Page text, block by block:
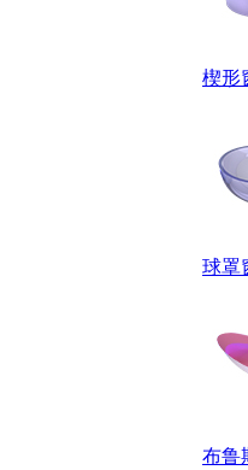
楔形
球罩
布鲁